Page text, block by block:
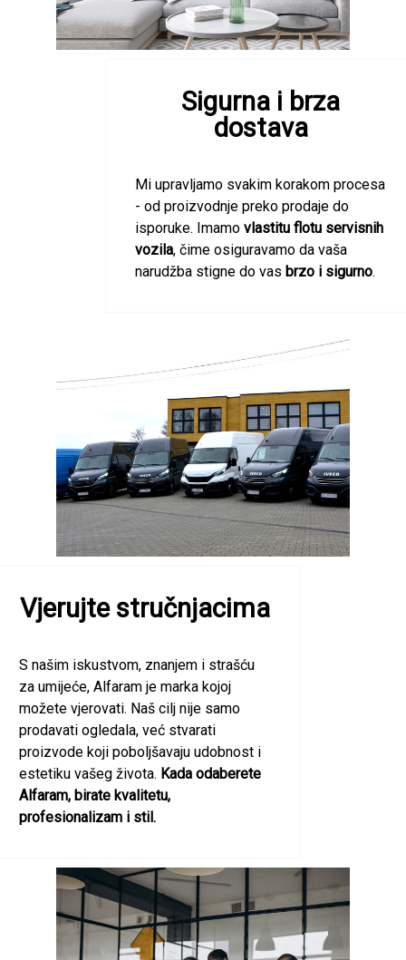
Sigurna i brza
dostava
Mi upravljamo svakim korakom procesa
- od proizvodnje preko prodaje do
isporuke. Imamo vlastitu flotu servisnih
vozila, čime osiguravamo da vaša
narudžba stigne do vas brzo i sigurno.
Vjerujte stručnjacima
S našim iskustvom, znanjem i strašću
za umijeće, Alfaram je marka kojoj
možete vjerovati. Naš cilj nije samo
prodavati ogledala, već stvarati
proizvode koji poboljšavaju udobnost i
estetiku vašeg života. Kada odaberete
Alfaram, birate kvalitetu,
profesionalizam i stil.